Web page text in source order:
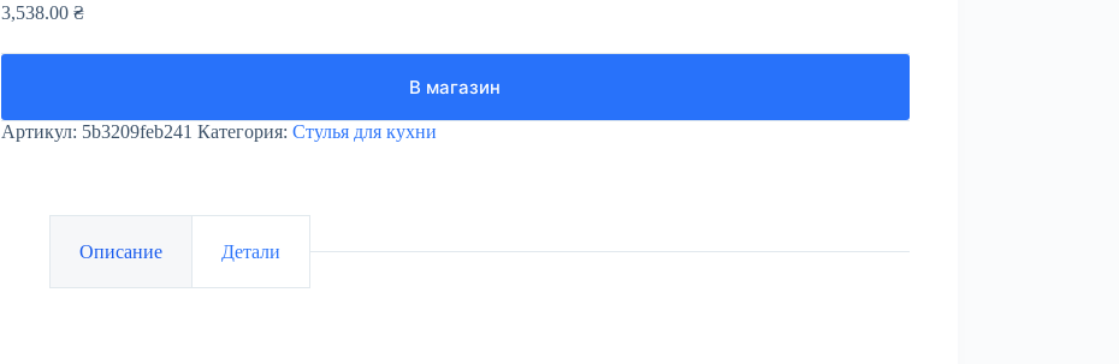
3,538.00 ₴
В магазин
Артикул: 5b3209feb241 Категория: Стулья для кухни
Описание Детали